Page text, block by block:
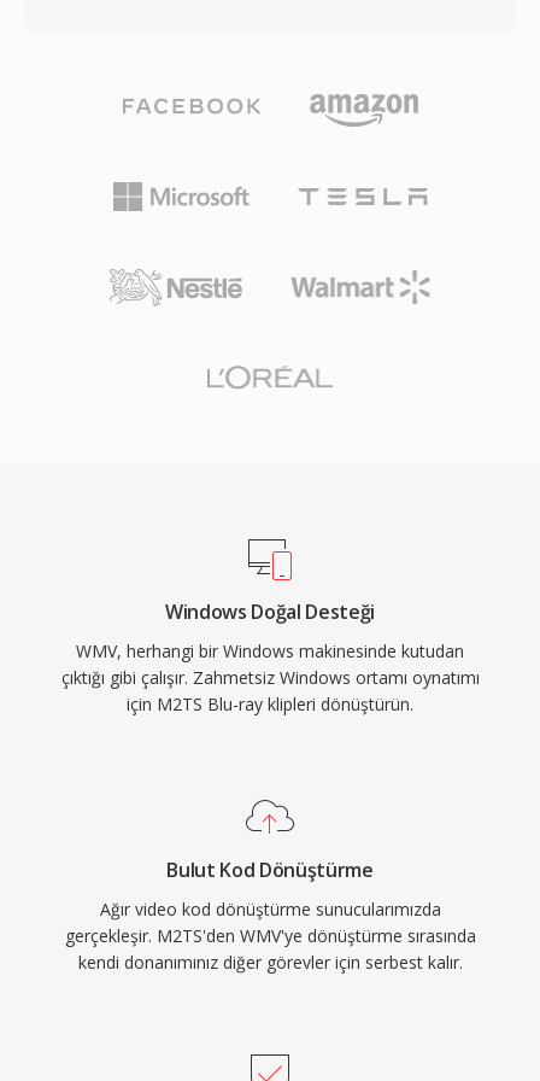
video kameralar tarafından da kullanılarak hem
tüketici disk oynatma hem de video
bulunur. M2TS dosyaları, aktarım akışı içinde
etkileşimli menü verilerini korur. Güvenilir
senkronizasyon mekanizmaları ve yüksek
kaynak kalitesinin korunmasının önemli olduğu
(Advanced Systems Format) sarmalayıcısı
.wmv uzantısını kullanır. WMV 9/VC-1, erken
H.264 uygulamalarıyla karşılaştırılabilir sıkıştırma
görsel kalite sunmuş ve onaylanmış bir codec
Windows işletim sistemi, Windows Media
doğal bir seçim haline gelmiştir. WMV; taramalı
video, uyarlanabilir akış için çoklu bit hızı
kodlama ve Windows Media DRM ile dijital
haklar yönetimi gibi özellikleri destekler.
Silverlight platformu da zengin i̇nternet
uygulamaları ve akış hizmetleri için birincil video
HEVC&#039;ye geçmiş olsa da WMV, eski
arşivlenmiş medya kütüphanelerinde ve
Windows Media ekosistemine bağlı iş
akışlarında hâlâ bulunmaktadır.
Windows Doğal Desteği
WMV, herhangi bir Windows makinesinde kutudan
çıktığı gibi çalışır. Zahmetsiz Windows ortamı oynatımı
için M2TS Blu-ray klipleri dönüştürün.
Bulut Kod Dönüştürme
Ağır video kod dönüştürme sunucularımızda
gerçekleşir. M2TS'den WMV'ye dönüştürme sırasında
kendi donanımınız diğer görevler için serbest kalır.